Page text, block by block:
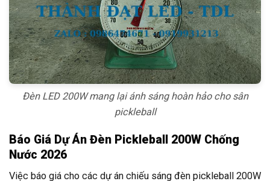
Đèn LED 200W mang lại ánh sáng hoàn hảo cho sân
pickleball
Báo Giá Dự Án Đèn Pickleball 200W Chống
Nước 2026
Việc báo giá cho các dự án chiếu sáng đèn pickleball 200W